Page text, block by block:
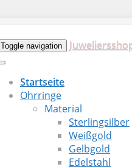
Toggle navigation
Startseite
Ohrringe
Material
Sterlingsilber
Weißgold
Gelbgold
Edelstahl